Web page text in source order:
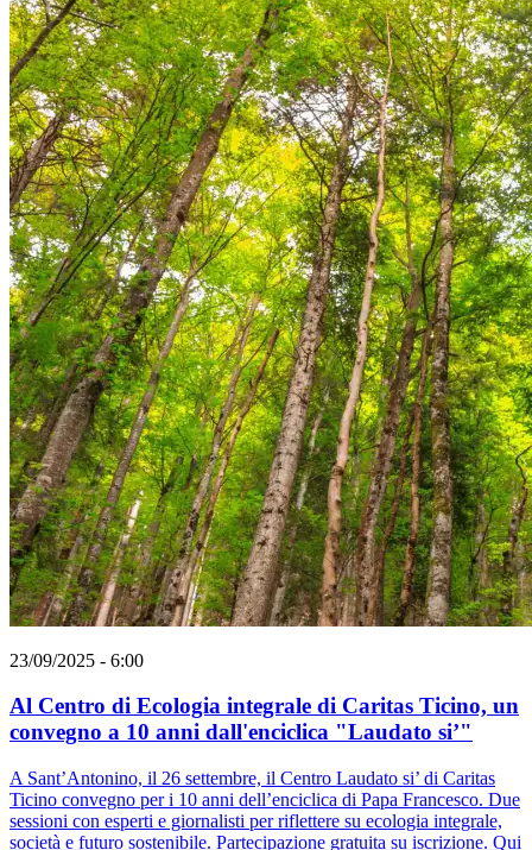
23/09/2025 - 6:00
Al Centro di Ecologia integrale di Caritas Ticino, un
convegno a 10 anni dall'enciclica "Laudato si’"
A Sant’Antonino, il 26 settembre, il Centro Laudato si’ di Caritas
Ticino convegno per i 10 anni dell’enciclica di Papa Francesco. Due
sessioni con esperti e giornalisti per riflettere su ecologia integrale,
società e futuro sostenibile. Partecipazione gratuita su iscrizione. Qui